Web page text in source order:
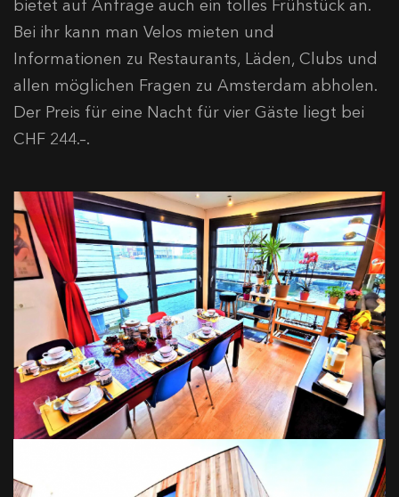
bietet auf Anfrage auch ein tolles Frühstück an.
Bei ihr kann man Velos mieten und
Informationen zu Restaurants, Läden, Clubs und
allen möglichen Fragen zu Amsterdam abholen.
Der Preis für eine Nacht für vier Gäste liegt bei
CHF 244.–.